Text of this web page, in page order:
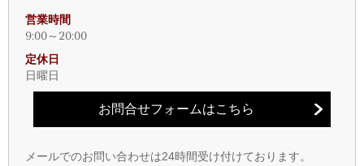
営業時間
9:00～20:00
定休日
日曜日
お問合せフォームはこちら
メールでのお問い合わせは24時間受け付けております。